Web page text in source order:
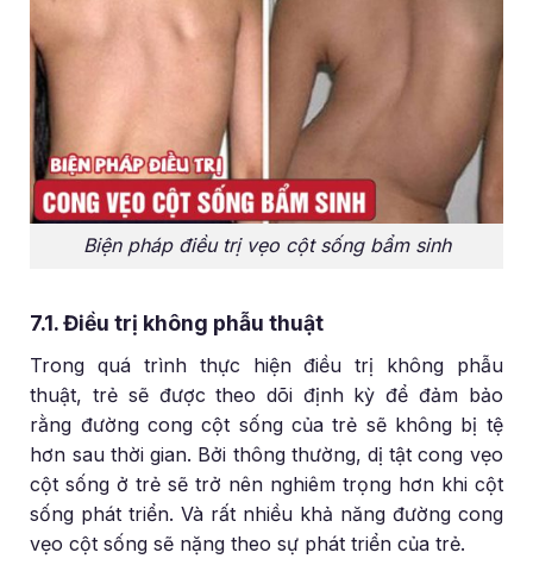
Biện pháp điều trị vẹo cột sống bẩm sinh
7.1. Điều trị không phẫu thuật
Trong quá trình thực hiện điều trị không phẫu
thuật, trẻ sẽ được theo dõi định kỳ để đảm bảo
rằng đường cong cột sống của trẻ sẽ không bị tệ
hơn sau thời gian. Bởi thông thường, dị tật cong vẹo
cột sống ở trẻ sẽ trở nên nghiêm trọng hơn khi cột
sống phát triển. Và rất nhiều khả năng đường cong
vẹo cột sống sẽ nặng theo sự phát triển của trẻ.